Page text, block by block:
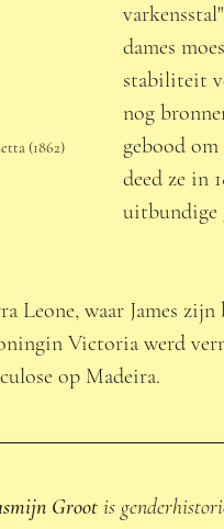
(1862)
dames
stabiliteit
nog
gebood
deed ze in
uitbundige
Leone, waar James
Victoria werd
op Madeira.
Groot is